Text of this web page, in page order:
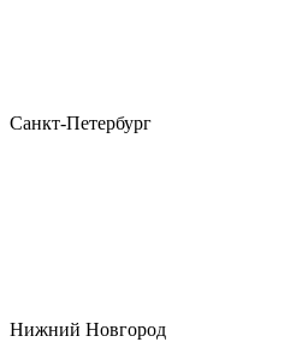
Санкт-Петербург
Нижний Новгород